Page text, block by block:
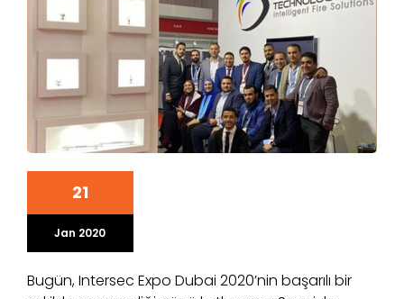
21
Jan 2020
Bugün, Intersec Expo Dubai 2020’nin başarılı bir